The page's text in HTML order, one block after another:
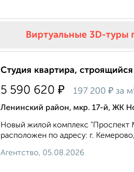
Виртуальные 3D-
Студия квартира,
5 590 620 ₽ 197 200 ₽ за
Ленинский район, мкр. 17-й, ЖК
Новый жилой комплекс "Проспект
расположен по адресу: г.
Агентство, 05.08.2026